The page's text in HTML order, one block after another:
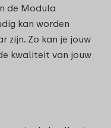
de Modula
kan worden
zijn. Zo kan je jouw
kwaliteit van jouw